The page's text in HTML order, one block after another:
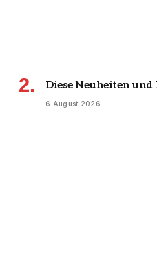
Diese Neuheiten
6 August 2026